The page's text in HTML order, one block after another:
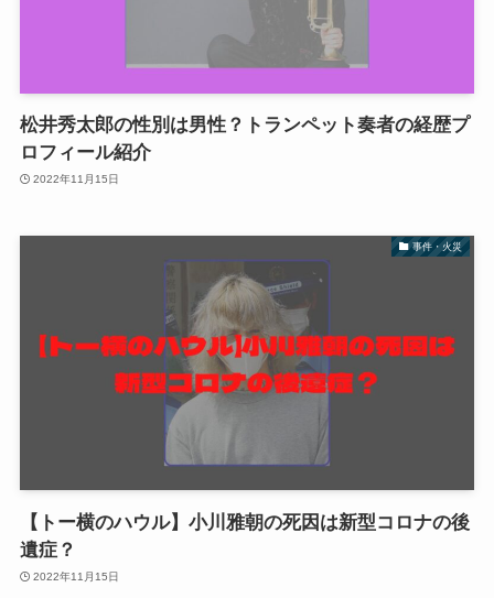
松井秀太郎の性別は男性？トランペット奏者の経歴プ
ロフィール紹介
2022年11月15日
事件・火災
【トー横のハウル】小川雅朝の死因は新型コロナの後
遺症？
2022年11月15日